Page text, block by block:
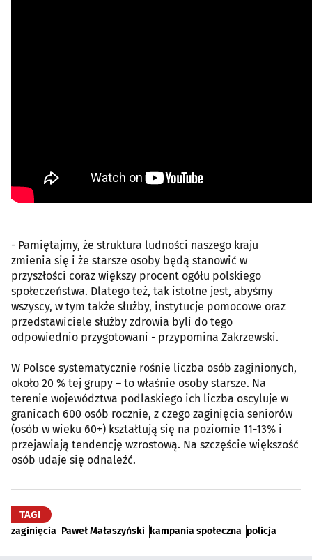
- Pamiętajmy, że struktura ludności naszego kraju
zmienia się i że starsze osoby będą stanowić w
przyszłości coraz większy procent ogółu polskiego
społeczeństwa. Dlatego też, tak istotne jest, abyśmy
wszyscy, w tym także służby, instytucje pomocowe oraz
przedstawiciele służby zdrowia byli do tego
odpowiednio przygotowani - przypomina Zakrzewski.
W Polsce systematycznie rośnie liczba osób zaginionych,
około 20 % tej grupy – to właśnie osoby starsze. Na
terenie województwa podlaskiego ich liczba oscyluje w
granicach 600 osób rocznie, z czego zaginięcia seniorów
(osób w wieku 60+) kształtują się na poziomie 11-13% i
przejawiają tendencję wzrostową. Na szczęście większość
osób udaje się odnaleźć.
TAGI
zaginięcia Paweł Małaszyński kampania społeczna policja